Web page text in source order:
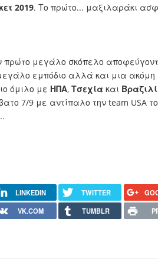
2019. Το πρώτο... μαξιλαράκι
μεγάλο σκόπελο
εμπόδιο αλλά και μια
όμιλο με ΗΠΑ, Τσεχία και
7/9 με αντίπαλο την team USA
LINKEDIN TWITTER
VK.COM TUMBLR